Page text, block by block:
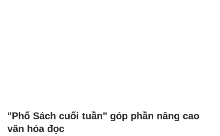
"Phố Sách cuối tuần" góp phần nâng cao
văn hóa đọc